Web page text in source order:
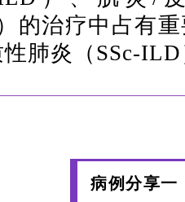
的治疗中占有
肺炎（ SSc-ILD
病例分享一